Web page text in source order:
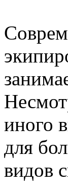
иного
для
видов